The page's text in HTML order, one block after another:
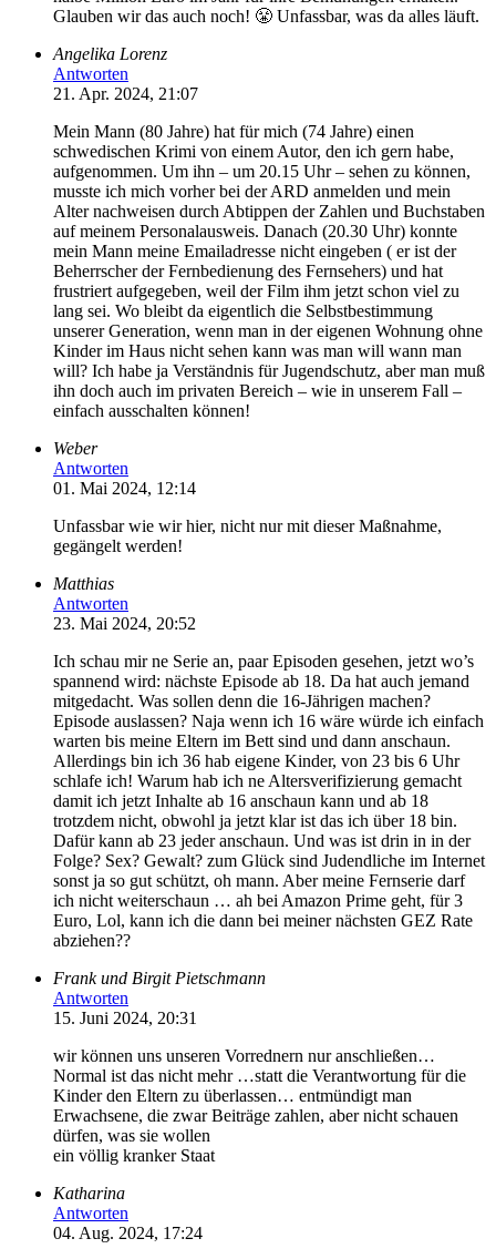
Glauben wir das auch noch! 😤 Unfassbar, was da alles läuft.
Angelika Lorenz
Antworten
21. Apr. 2024, 21:07
Mein Mann (80 Jahre) hat für mich (74 Jahre) einen
schwedischen Krimi von einem Autor, den ich gern habe,
aufgenommen. Um ihn – um 20.15 Uhr – sehen zu können,
musste ich mich vorher bei der ARD anmelden und mein
Alter nachweisen durch Abtippen der Zahlen und Buchstaben
auf meinem Personalausweis. Danach (20.30 Uhr) konnte
mein Mann meine Emailadresse nicht eingeben ( er ist der
Beherrscher der Fernbedienung des Fernsehers) und hat
frustriert aufgegeben, weil der Film ihm jetzt schon viel zu
lang sei. Wo bleibt da eigentlich die Selbstbestimmung
unserer Generation, wenn man in der eigenen Wohnung ohne
Kinder im Haus nicht sehen kann was man will wann man
will? Ich habe ja Verständnis für Jugendschutz, aber man muß
ihn doch auch im privaten Bereich – wie in unserem Fall –
einfach ausschalten können!
Weber
Antworten
01. Mai 2024, 12:14
Unfassbar wie wir hier, nicht nur mit dieser Maßnahme,
gegängelt werden!
Matthias
Antworten
23. Mai 2024, 20:52
Ich schau mir ne Serie an, paar Episoden gesehen, jetzt wo’s
spannend wird: nächste Episode ab 18. Da hat auch jemand
mitgedacht. Was sollen denn die 16-Jährigen machen?
Episode auslassen? Naja wenn ich 16 wäre würde ich einfach
warten bis meine Eltern im Bett sind und dann anschaun.
Allerdings bin ich 36 hab eigene Kinder, von 23 bis 6 Uhr
schlafe ich! Warum hab ich ne Altersverifizierung gemacht
damit ich jetzt Inhalte ab 16 anschaun kann und ab 18
trotzdem nicht, obwohl ja jetzt klar ist das ich über 18 bin.
Dafür kann ab 23 jeder anschaun. Und was ist drin in in der
Folge? Sex? Gewalt? zum Glück sind Judendliche im Internet
sonst ja so gut schützt, oh mann. Aber meine Fernserie darf
ich nicht weiterschaun … ah bei Amazon Prime geht, für 3
Euro, Lol, kann ich die dann bei meiner nächsten GEZ Rate
abziehen??
Frank und Birgit Pietschmann
Antworten
15. Juni 2024, 20:31
wir können uns unseren Vorrednern nur anschließen…
Normal ist das nicht mehr …statt die Verantwortung für die
Kinder den Eltern zu überlassen… entmündigt man
Erwachsene, die zwar Beiträge zahlen, aber nicht schauen
dürfen, was sie wollen
ein völlig kranker Staat
Katharina
Antworten
04. Aug. 2024, 17:24